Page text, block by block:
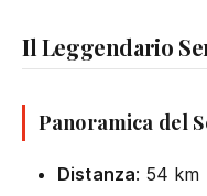
Il Leggendario
Panoramica del
Distanza: 54 km